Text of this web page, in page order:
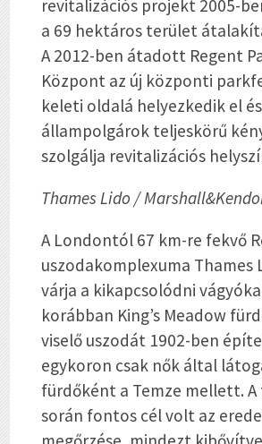
revitalizációs projekt 2005-
a 69 hektáros terület
A 2012-ben átadott Regent
Központ az új központi
keleti oldalá helyezkedik el
állampolgárok teljeskörű
szolgálja revitalizációs
Thames Lido /
A Londontól 67 km-re fekvő
uszodakomplexuma Thames
várja a kikapcsolódni
korábban King’s Meadow
viselő uszodát 1902-ben
egykoron csak nők által
fürdőként a Temze mellett.
során fontos cél volt az